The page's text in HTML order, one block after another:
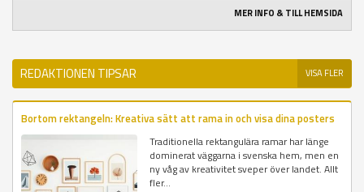
MER INFO & TILL HEMSIDA
REDAKTIONEN TIPSAR VISA FLER
Bortom rektangeln: Kreativa sätt att rama in och visa dina posters
Traditionella rektangulära ramar har länge
dominerat väggarna i svenska hem, men en
ny våg av kreativitet sveper över landet. Allt
fler...